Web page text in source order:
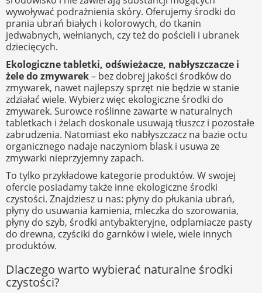
wywoływać podrażnienia skóry. Oferujemy środki do
prania ubrań białych i kolorowych, do tkanin
jedwabnych, wełnianych, czy też do pościeli i ubranek
dziecięcych.
Ekologiczne tabletki, odświeżacze, nabłyszczacze i
żele do zmywarek– bez dobrej jakości środków do
zmywarek, nawet najlepszy sprzęt nie będzie w stanie
zdziałać wiele. Wybierz więc ekologiczne środki do
zmywarek. Surowce roślinne zawarte w naturalnych
tabletkach i żelach doskonale usuwają tłuszcz i pozostałe
zabrudzenia. Natomiast eko nabłyszczacz na bazie octu
organicznego nadaje naczyniom blask i usuwa ze
zmywarki nieprzyjemny zapach.
To tylko przykładowe kategorie produktów. W swojej
ofercie posiadamy także inne ekologiczne środki
czystości. Znajdziesz u nas: płyny do płukania ubrań,
płyny do usuwania kamienia, mleczka do szorowania,
płyny do szyb, środki antybakteryjne, odplamiacze pasty
do drewna, czyściki do garnków i wiele, wiele innych
produktów.
Dlaczego warto wybierać naturalne środki
czystości?